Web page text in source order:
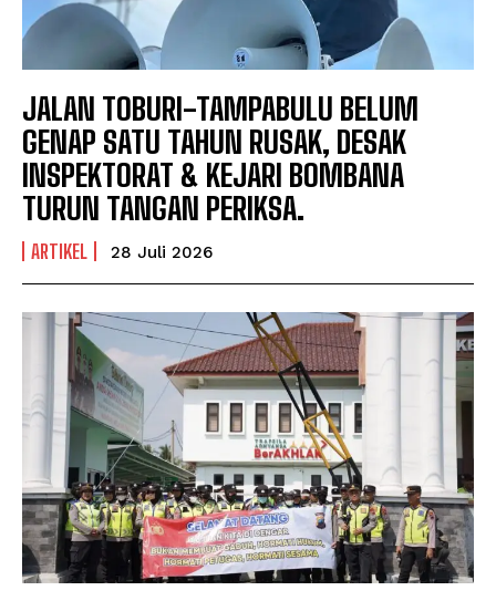
JALAN TOBURI-TAMPABULU BELUM
GENAP SATU TAHUN RUSAK, DESAK
INSPEKTORAT & KEJARI BOMBANA
TURUN TANGAN PERIKSA.
ARTIKEL 28 Juli 2026